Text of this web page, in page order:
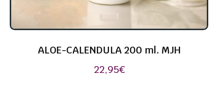
ALOE-CALENDULA 200 ml. MJH
22,95€